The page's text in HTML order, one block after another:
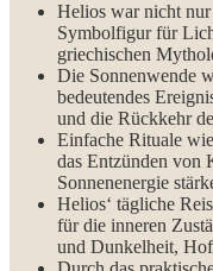
Helios war nicht nur
Symbolfigur für
griechischen
Die Sonnenwende
⁢bedeutendes
und die Rückkehr
Einfache Rituale
das⁣ Entzünden von
Sonnenenergie
Helios‘ tägliche
für die inneren
und Dunkelheit,